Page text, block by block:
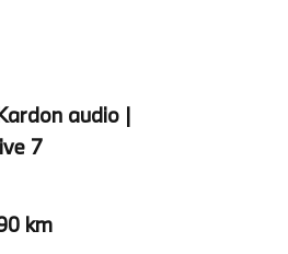
audio |
7
km